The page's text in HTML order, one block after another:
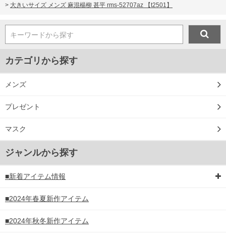
> 大きいサイズ メンズ 麻混楊柳 甚平 rms-52707az 【t2501】
キーワードから探す
カテゴリから探す
メンズ
プレゼント
マスク
ジャンルから探す
■新着アイテム情報
■2024年春夏新作アイテム
■2024年秋冬新作アイテム